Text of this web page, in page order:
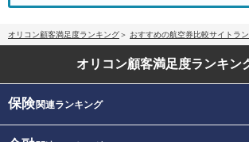
オリコン顧客満足度ランキング おすすめの航空券比較サイトラ
オリコン顧客満足度ランキン
保険関連ランキング